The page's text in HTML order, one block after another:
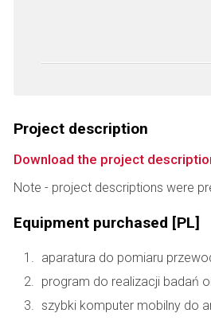
Project description
Download the project
Note - project descriptions were
Equipment purchased [PL]
aparatura do pomiaru
program do realizacji badań
szybki komputer mobilny do